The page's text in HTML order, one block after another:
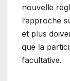
nouvelle
l’approche
et plus
que la
facultative.